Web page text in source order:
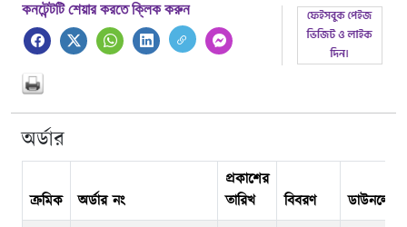
কনটেন্টটি শেয়ার করতে ক্লিক করুন
অর্ডার
ক্রমিক অর্ডার নং
প্রকাশের
তারিখ
বিবরণ
ডাউনলোড